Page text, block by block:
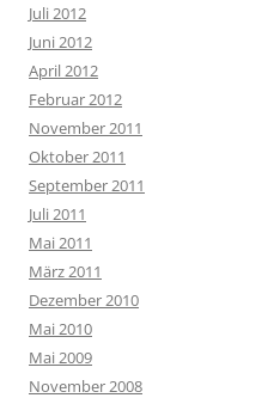
Juli 2012
Juni 2012
April 2012
Februar 2012
November 2011
Oktober 2011
September 2011
Juli 2011
Mai 2011
März 2011
Dezember 2010
Mai 2010
Mai 2009
November 2008